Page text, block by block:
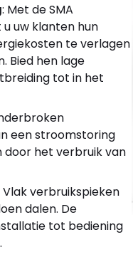
: Met de SMA
uw klanten hun
te verlagen
Bied hen lage
tot in het
een stroomstoring
door het verbruik van
Vlak verbruikspieken
dalen. De
tot bediening